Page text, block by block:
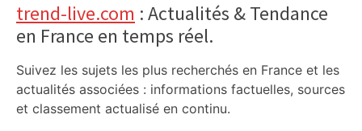
Primary
Sidebar
trend-live.com : Actualités & Tendance
en France en temps réel.
Suivez les sujets les plus recherchés en France et les
actualités associées : informations factuelles, sources
et classement actualisé en continu.